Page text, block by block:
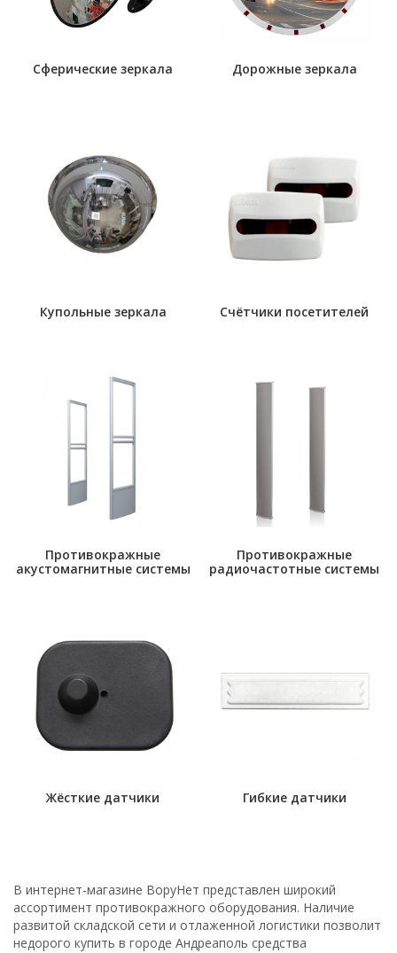
Сферические зеркала Дорожные зеркала
Купольные зеркала Счётчики посетителей
Противокражные
акустомагнитные системы
Противокражные
радиочастотные системы
Жёсткие датчики Гибкие датчики
В интернет-магазине ВоруНет представлен широкий
ассортимент противокражного оборудования. Наличие
развитой складской сети и отлаженной логистики позволит
недорого купить в городе Андреаполь средства